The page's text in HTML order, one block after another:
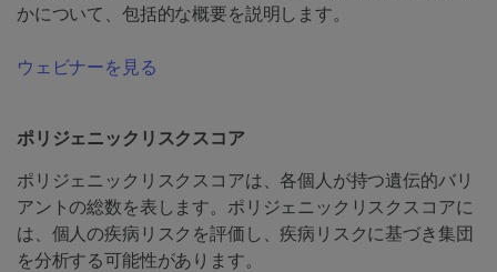
かについて、包括的な概要を説明します。
ウェビナーを見る
ポリジェニックリスクスコア
ポリジェニックリスクスコアは、各個人が持つ遺伝的バリ
アントの総数を表します。ポリジェニックリスクスコアに
は、個人の疾病リスクを評価し、疾病リスクに基づき集団
を分析する可能性があります。